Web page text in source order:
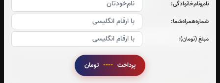
نام‌و‌نام‌خانوادگی:
شماره‌همراه‌شما:
مبلغ (تومان):
پرداخت ----
صوت سوره واقعه
متن سوره واقعه